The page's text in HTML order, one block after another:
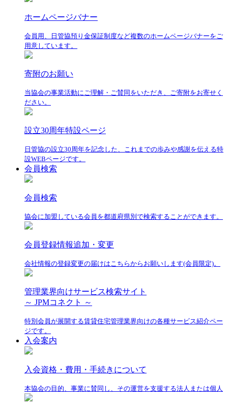
ホームページバナー
会員用、日管協預り金保証制度など複数のホームページバナーをご
用意しています。
寄附のお願い
当協会の事業活動にご理解・ご賛同をいただき、ご寄附をお寄せく
ださい。
設立30周年特設ページ
日管協の設立30周年を記念した、これまでの歩みや感謝を伝える特
設WEBページです。
会員検索
会員検索
協会に加盟している会員を都道府県別で検索することができます。
会員登録情報追加・変更
会社情報の登録変更の届けはこちらからお願いします(会員限定)。
管理業界向けサービス検索サイト
～ JPMコネクト ～
特別会員が展開する賃貸住宅管理業界向けの各種サービス紹介ペー
ジです。
入会案内
入会資格・費用・手続きについて
本協会の目的、事業に賛同し、その運営を支援する法人または個人